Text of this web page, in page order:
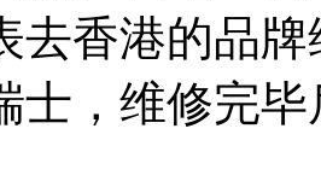
去香港的品
士，维修完